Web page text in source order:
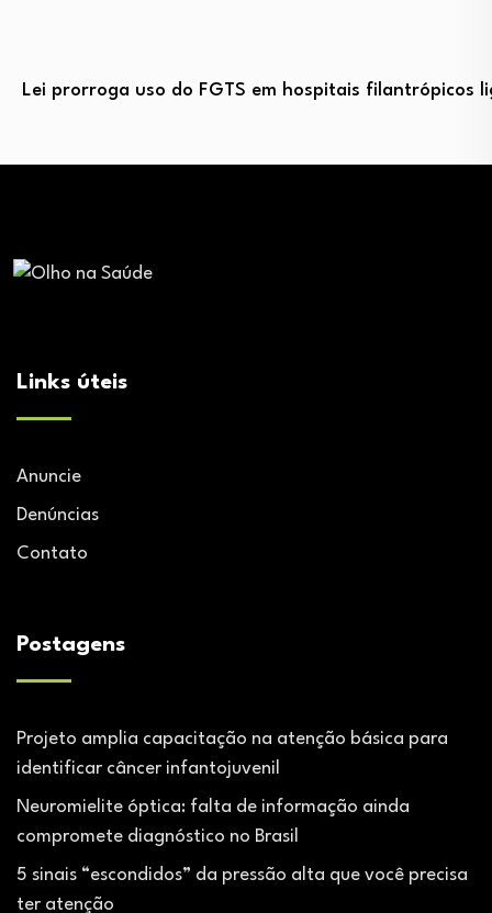
Lei prorroga uso do FGTS em hospitais filantrópicos
Links úteis
Anuncie
Denúncias
Contato
Postagens
Projeto amplia capacitação na atenção básica para
identificar câncer infantojuvenil
Neuromielite óptica: falta de informação ainda
compromete diagnóstico no Brasil
5 sinais “escondidos” da pressão alta que você precisa
ter atenção